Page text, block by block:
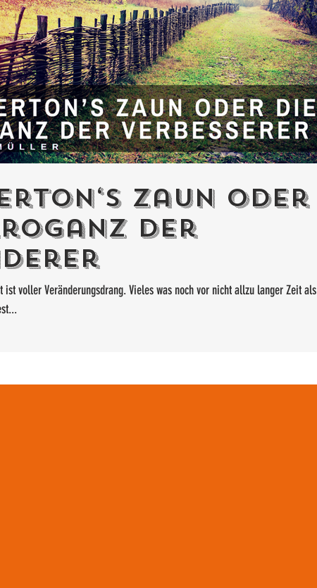
Zaun oder
der
ist voller Veränderungsdrang. Vieles was noch vor nicht allzu langer Zeit als